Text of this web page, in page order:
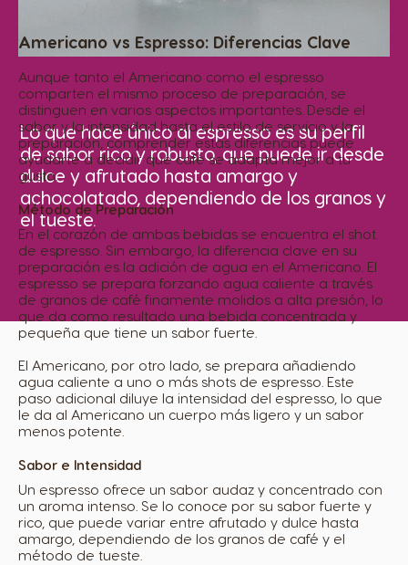
Lo que hace único al espresso es su perfil
de sabor rico y robusto, que puede ir desde
dulce y afrutado hasta amargo y
achocolatado, dependiendo de los granos y
el tueste.
Americano vs Espresso: Diferencias Clave
Aunque tanto el Americano como el espresso
comparten el mismo proceso de preparación, se
distinguen en varios aspectos importantes. Desde el
sabor y la intensidad hasta el estilo de servicio y la
preparación, comprender estas diferencias puede
ayudarte a decidir qué café se adapta mejor a tu
gusto.
Método de Preparación
En el corazón de ambas bebidas se encuentra el shot
de espresso. Sin embargo, la diferencia clave en su
preparación es la adición de agua en el Americano. El
espresso se prepara forzando agua caliente a través
de granos de café finamente molidos a alta presión, lo
que da como resultado una bebida concentrada y
pequeña que tiene un sabor fuerte.
El Americano, por otro lado, se prepara añadiendo
agua caliente a uno o más shots de espresso. Este
paso adicional diluye la intensidad del espresso, lo que
le da al Americano un cuerpo más ligero y un sabor
menos potente.
Sabor e Intensidad
Un espresso ofrece un sabor audaz y concentrado con
un aroma intenso. Se lo conoce por su sabor fuerte y
rico, que puede variar entre afrutado y dulce hasta
amargo, dependiendo de los granos de café y el
método de tueste.